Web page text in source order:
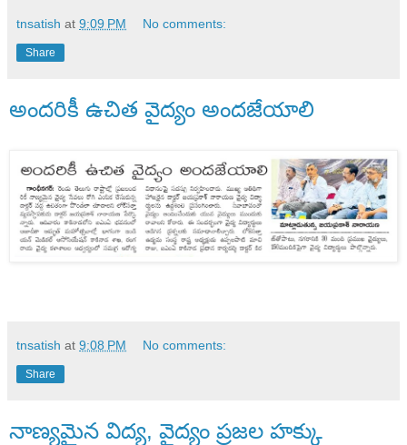
tnsatish at 9:09 PM No comments:
Share
అందరికీ ఉచిత వైద్యం అందజేయాలి
tnsatish at 9:08 PM No comments:
Share
నాణ్యమైన విద్య, వైద్యం ప్రజల హక్కు